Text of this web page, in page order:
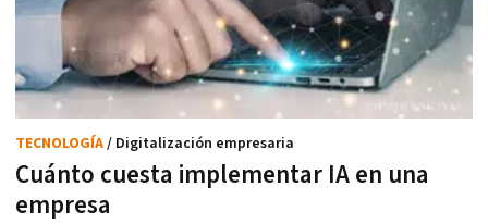
Cuánto cuesta implementar IA en una
empresa
TECNOLOGÍA/ Digitalización empresaria